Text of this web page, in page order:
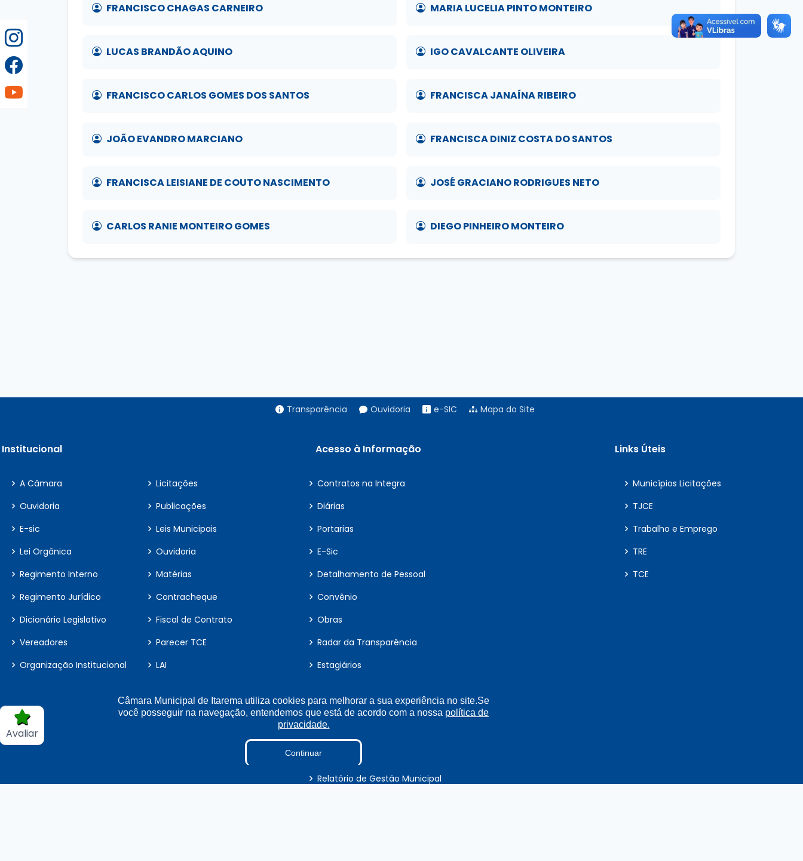
Avaliar
FRANCISCO CHAGAS CARNEIRO MARIA LUCELIA PINTO MONTEIRO
LUCAS BRANDÃO AQUINO IGO CAVALCANTE OLIVEIRA
FRANCISCO CARLOS GOMES DOS SANTOS FRANCISCA JANAÍNA RIBEIRO
JOÃO EVANDRO MARCIANO FRANCISCA DINIZ COSTA DO SANTOS
FRANCISCA LEISIANE DE COUTO NASCIMENTO JOSÉ GRACIANO RODRIGUES NETO
CARLOS RANIE MONTEIRO GOMES DIEGO PINHEIRO MONTEIRO
Transparência Ouvidoria e-SIC Mapa do Site
Institucional
A Câmara
Ouvidoria
E-sic
Lei Orgânica
Regimento Interno
Regimento Jurídico
Dicionário Legislativo
Vereadores
Organização Institucional
Acesso à Informação
Licitações
Contratos na Integra
Publicações
Diárias
Leis Municipais
Portarias
Ouvidoria
E-Sic
Matérias
Detalhamento de Pessoal
Contracheque
Convênio
Fiscal de Contrato
Obras
Parecer TCE
Radar da Transparência
LAI
Estagiários
Sigilo de Documentos
Tabela Diárias
Verbas Indenizatórias
Relatório de Gestão Municipal
Links Úteis
Municípios Licitações
TJCE
Trabalho e Emprego
TRE
TCE
Câmara Municipal de Itarema utiliza cookies para melhorar a sua experiência no site.Se
você posseguir na navegação, entendemos que está de acordo com a nossa política de
privacidade.
Continuar